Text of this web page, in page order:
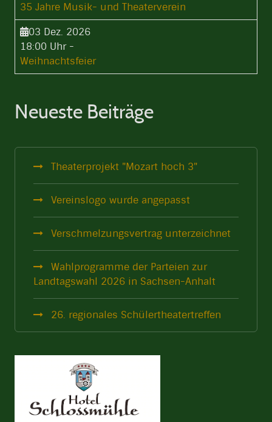
35 Jahre Musik- und Theaterverein
03 Dez. 2026
18:00 Uhr-
Weihnachtsfeier
Neueste Beiträge
Theaterprojekt "Mozart hoch 3"
Vereinslogo wurde angepasst
Verschmelzungsvertrag unterzeichnet
Wahlprogramme der Parteien zur
Landtagswahl 2026 in Sachsen-Anhalt
26. regionales Schülertheatertreffen